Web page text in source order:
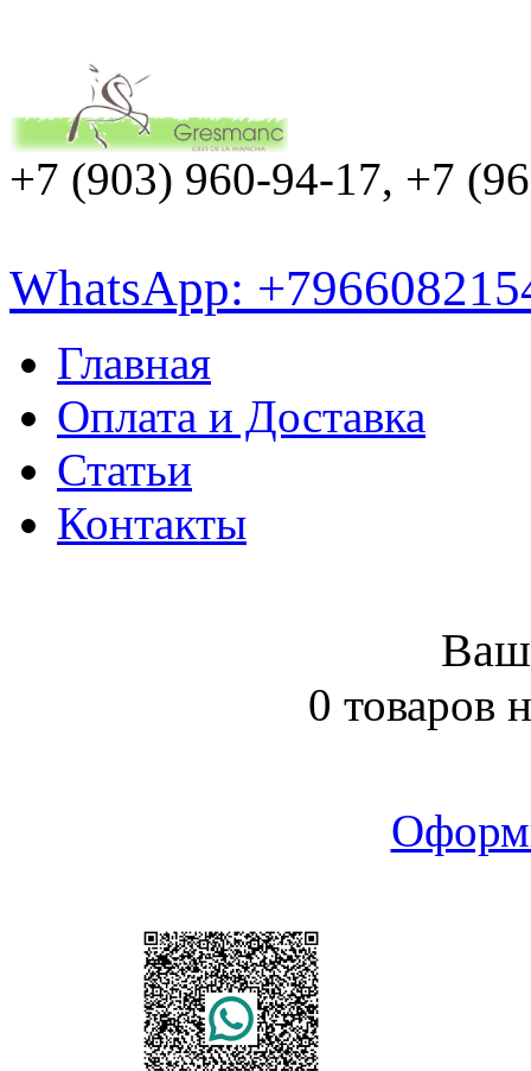
+7 (903) 960-94-17, +7
WhatsApp:
Главная
Оплата и Доставка
Статьи
Контакты
0 товаров